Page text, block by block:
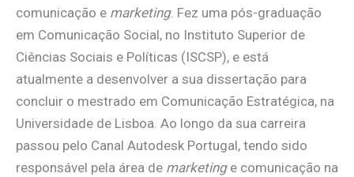
comunicação e marketing. Fez uma pós-graduação
em Comunicação Social, no Instituto Superior de
Ciências Sociais e Políticas (ISCSP), e está
atualmente a desenvolver a sua dissertação para
concluir o mestrado em Comunicação Estratégica, na
Universidade de Lisboa. Ao longo da sua carreira
passou pelo Canal Autodesk Portugal, tendo sido
responsável pela área de marketinge comunicação na